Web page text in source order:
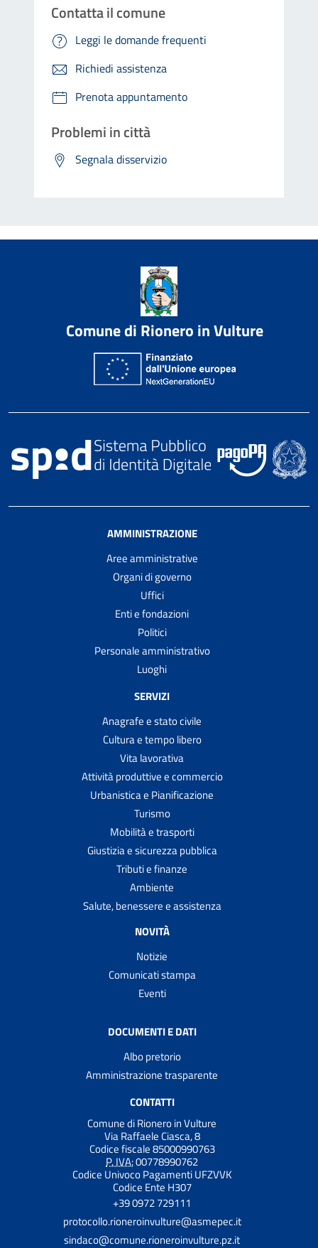
Contatta il comune
Leggi le domande frequenti
Richiedi assistenza
Prenota appuntamento
Problemi in città
Segnala disservizio
Comune di Rionero in Vulture
AMMINISTRAZIONE
Aree amministrative
Organi di governo
Uffici
Enti e fondazioni
Politici
Personale amministrativo
Luoghi
SERVIZI
Anagrafe e stato civile
Cultura e tempo libero
Vita lavorativa
Attività produttive e commercio
Urbanistica e Pianificazione
Turismo
Mobilità e trasporti
Giustizia e sicurezza pubblica
Tributi e finanze
Ambiente
Salute, benessere e assistenza
NOVITÀ
Notizie
Comunicati stampa
Eventi
DOCUMENTI E DATI
Albo pretorio
Amministrazione trasparente
CONTATTI
Comune di Rionero in Vulture
Via Raffaele Ciasca, 8
Codice fiscale 85000990763
P. IVA:00778990762
Codice Univoco Pagamenti UFZVVK
Codice Ente H307
+39 0972 729111
protocollo.rioneroinvulture@asmepec.it
sindaco@comune.rioneroinvulture.pz.it